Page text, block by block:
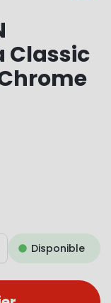
Classic
Disponible